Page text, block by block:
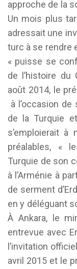
approche de la
Un mois plus
adressait une
turc à se rendre
« puisse se
de l’histoire du
août 2014, le
à l’occasion
de la Turquie
s’emploierait
préalables, «
Turquie de son
à l’Arménie à
de serment
en y déléguant
À Ankara, le
entrevue avec
l’invitation
avril 2015 et le